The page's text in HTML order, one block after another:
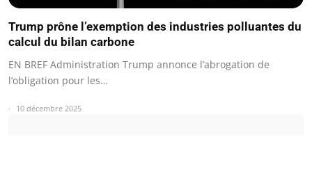
Trump prône l’exemption des industries polluantes du
calcul du bilan carbone
EN BREF Administration Trump annonce l’abrogation de
l’obligation pour les…
10 décembre 2025